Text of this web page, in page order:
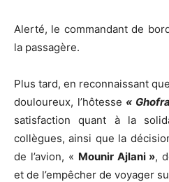
Alerté, le commandant de
la passagère.
Plus tard, en reconnaissant
douloureux, l’hôtesse «
satisfaction quant à la
collègues, ainsi que la
de l’avion, « Mounir Ajlani »,
et de l’empêcher de voyager